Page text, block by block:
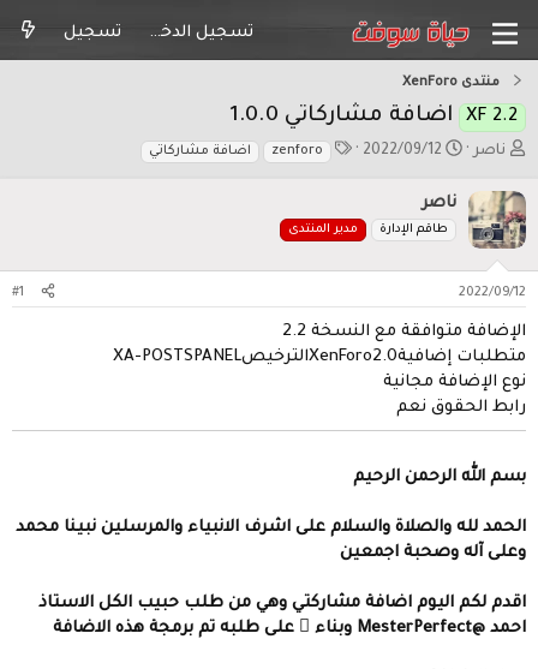
تسجيل الدخول تسجيل
منتدى XenForo
XF 2.2 اضافة مشاركاتي 1.0.0
ب
د
ئ
ا
ل
م
و
ض
و
ع
ناصر
ت
ر
ي
خ
ب
د
ء
2022/09/12
ا
س
و
zenforo اضافة مشاركاتي
ناصر
طاقم الإدارة مدير المنتدى
2022/09/12
#1
الإضافة متوافقة مع النسخة 2.2
متطلبات إضافيةXenForo2.0الترخيصXA-POSTSPANEL
نوع الإضافة مجانية
رابط الحقوق نعم
بسم الله الرحمن الرحيم
الحمد لله والصلاة والسلام على اشرف اﻻنبياء والمرسلين نبينا محمد
وعلى آله وصحبة اجمعين
اقدم لكم اليوم اضافة مشاركتي وهي من طلب حبيب الكل اﻻستاذ
احمد @MesterPerfect وبناء ً على طلبه تم برمجة هذه اﻻضافة